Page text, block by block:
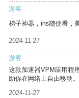
游客
梯子神器，ins随便看，
2024-11-27
游客
这款加速器VPM应用程
助你在网络上自由移动。
2024-11-27